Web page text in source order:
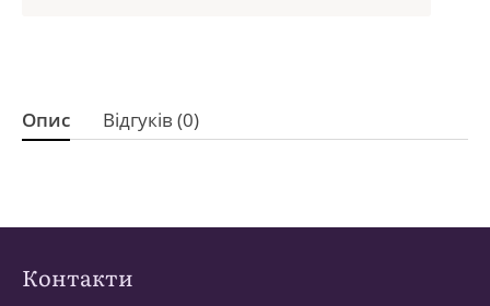
Опис Відгуків (0)
Контакти